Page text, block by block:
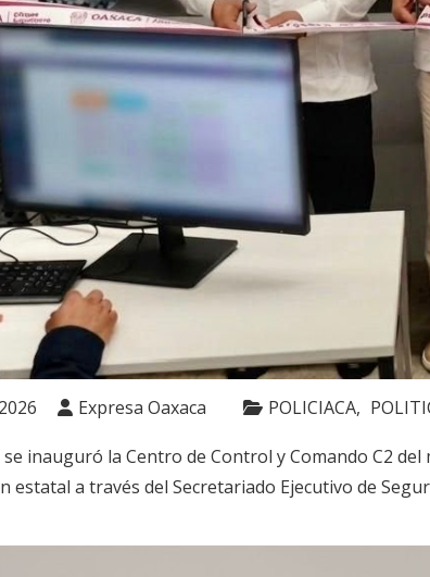
Expresa Oaxaca POLICIACA
se inauguró la Centro de Control y Comando C2
estatal a través del Secretariado Ejecutivo de